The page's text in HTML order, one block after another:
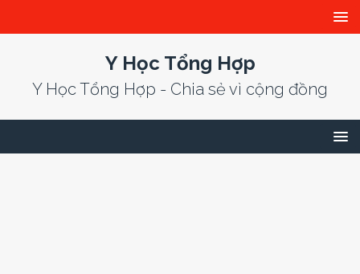
Y Học Tổng Hợp
Y Học Tổng Hợp - Chia sẻ vì cộng đồng